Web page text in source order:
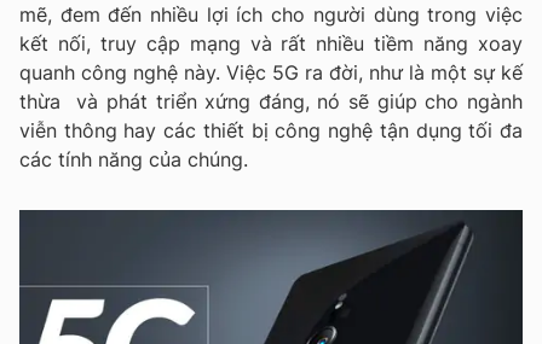
mẽ, đem đến nhiều lợi ích cho người dùng trong việc
kết nối, truy cập mạng và rất nhiều tiềm năng xoay
quanh công nghệ này. Việc 5G ra đời, như là một sự kế
thừa và phát triển xứng đáng, nó sẽ giúp cho ngành
viễn thông hay các thiết bị công nghệ tận dụng tối đa
các tính năng của chúng.